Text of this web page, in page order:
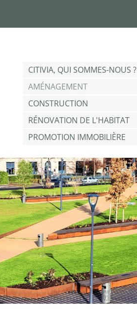
CITIVIA, QUI SOMMES-NOUS ?
AMÉNAGEMENT
CONSTRUCTION
RÉNOVATION DE L'HABITAT
PROMOTION IMMOBILIÈRE